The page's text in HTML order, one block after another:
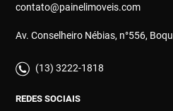
contato@painelimoveis.com
Av. Conselheiro Nébias, n°556,
(13) 3222-1818
REDES SOCIAIS